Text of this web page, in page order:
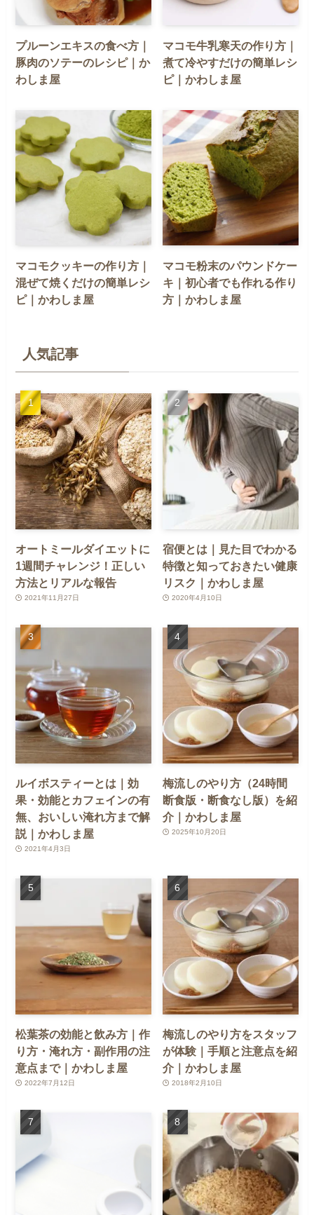
プルーンエキスの食べ方｜
豚肉のソテーのレシピ｜か
わしま屋
マコモ牛乳寒天の作り方｜
煮て冷やすだけの簡単レシ
ピ｜かわしま屋
マコモクッキーの作り方｜
混ぜて焼くだけの簡単レシ
ピ｜かわしま屋
マコモ粉末のパウンドケー
キ｜初心者でも作れる作り
方｜かわしま屋
人気記事
オートミールダイエットに
1週間チャレンジ！正しい
方法とリアルな報告
2021年11月27日
宿便とは｜見た目でわかる
特徴と知っておきたい健康
リスク｜かわしま屋
2020年4月10日
ルイボスティーとは｜効
果・効能とカフェインの有
無、おいしい淹れ方まで解
説｜かわしま屋
2021年4月3日
梅流しのやり方（24時間
断食版・断食なし版）を紹
介｜かわしま屋
2025年10月20日
松葉茶の効能と飲み方｜作
り方・淹れ方・副作用の注
意点まで｜かわしま屋
2022年7月12日
梅流しのやり方をスタッフ
が体験｜手順と注意点を紹
介｜かわしま屋
2018年2月10日